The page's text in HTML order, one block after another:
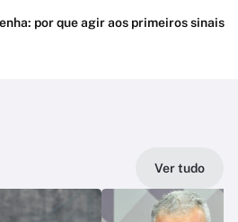
por que agir aos primeiros sinais
Ver tudo